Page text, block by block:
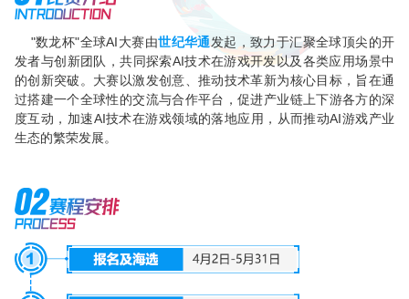
"数龙杯"全球AI大赛由世纪华通发起，致力于汇聚全球顶尖的开
发者与创新团队，共同探索AI技术在游戏开发以及各类应用场景中
的创新突破。大赛以激发创意、推动技术革新为核心目标，旨在通
过搭建一个全球性的交流与合作平台，促进产业链上下游各方的深
度互动，加速AI技术在游戏领域的落地应用，从而推动AI游戏产业
生态的繁荣发展。